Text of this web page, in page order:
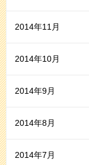
2014年11月
2014年10月
2014年9月
2014年8月
2014年7月